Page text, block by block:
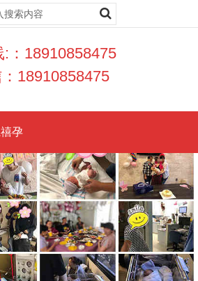
：18910858475
18910858475
孕